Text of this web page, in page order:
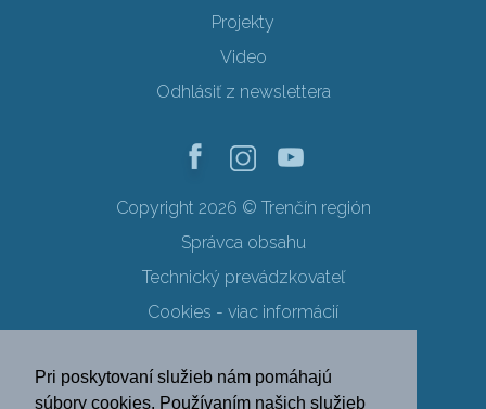
Pri poskytovaní služieb nám pomáhajú
súbory cookies. Používaním našich služieb
Projekty
Video
Odhlásiť z newslettera
Copyright 2026 © Trenčín región
Správca obsahu
Technický prevádzkovateľ
Cookies - viac informácií
Ochrana osobných údajov